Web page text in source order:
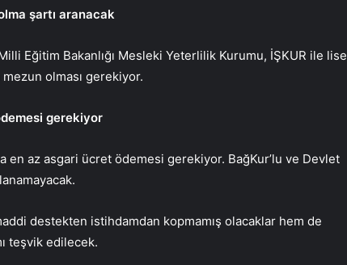
şartı aranacak
Milli Eğitim Bakanlığı Mesleki Yeterlilik Kurumu, İŞKUR ile lise
olması gerekiyor.
gerekiyor
en az asgari ücret ödemesi gerekiyor. BağKur’lu ve Devlet
destekten istihdamdan kopmamış olacaklar hem de
teşvik edilecek.